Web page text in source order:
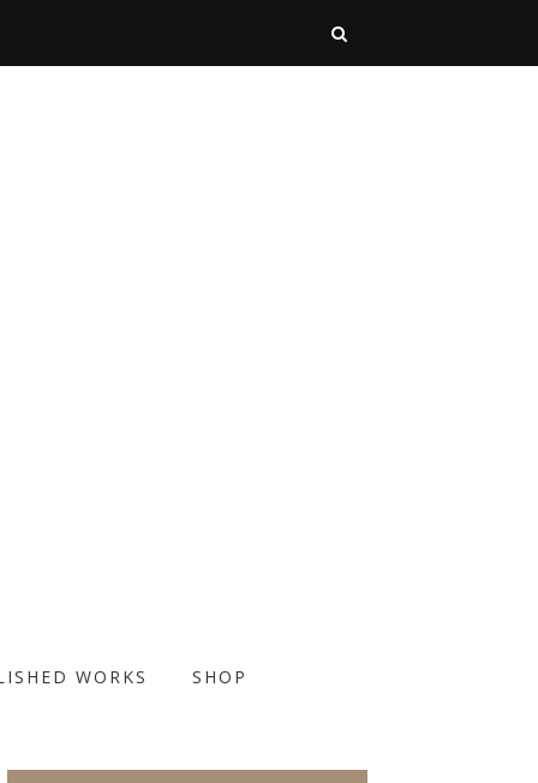
WORKS SHOP